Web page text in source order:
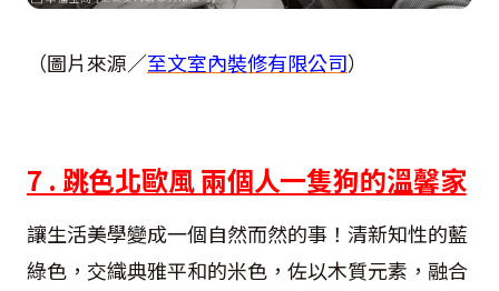
（圖片來源／至文室內裝修有限公司）
7 . 跳色北歐風 兩個人一隻狗的溫馨家
讓生活美學變成一個自然而然的事！清新知性的藍
綠色，交織典雅平和的米色，佐以木質元素，融合